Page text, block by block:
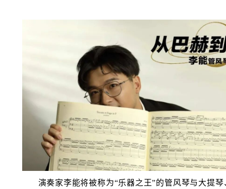
演奏家李能将被称为“乐器之王”的管风琴与大提